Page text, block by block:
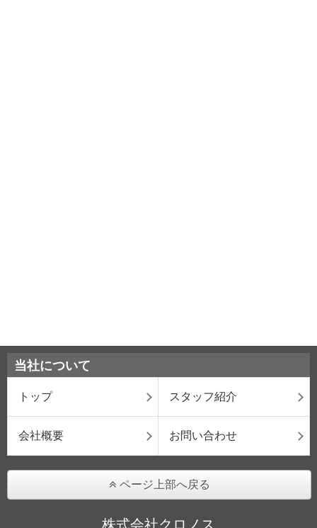
当社について
トップ スタッフ紹介
会社概要 お問い合わせ
ページ上部へ戻る
株式会社クロノス